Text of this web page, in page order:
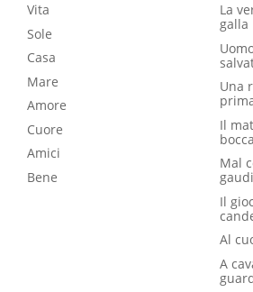
Vita
Sole
Casa
Mare
Amore
Cuore
Amici
Bene
La
galla
Una
Il
bocca
Mal
Il
Al
A